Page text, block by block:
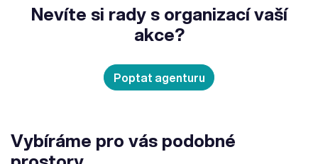
Nevíte si rady s organizací vaší
akce?
Poptat agenturu
Vybíráme pro vás podobné